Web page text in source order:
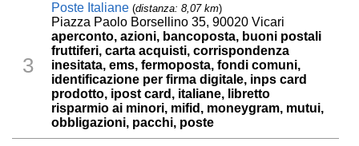
3
Poste Italiane (distanza: 8,07 km)
Piazza Paolo Borsellino 35, 90020 Vicari
aperconto, azioni, bancoposta, buoni postali
fruttiferi, carta acquisti, corrispondenza
inesitata, ems, fermoposta, fondi comuni,
identificazione per firma digitale, inps card
prodotto, ipost card, italiane, libretto
risparmio ai minori, mifid, moneygram, mutui,
obbligazioni, pacchi, poste